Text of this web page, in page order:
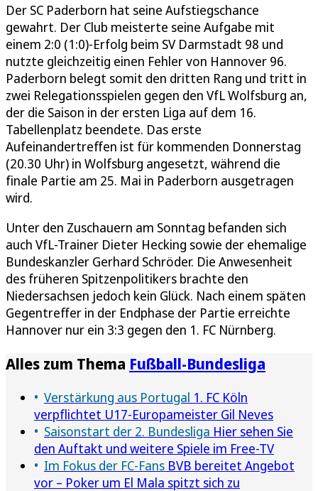
Der SC Paderborn hat seine Aufstiegschance
gewahrt. Der Club meisterte seine Aufgabe mit
einem 2:0 (1:0)-Erfolg beim SV Darmstadt 98 und
nutzte gleichzeitig einen Fehler von Hannover 96.
Paderborn belegt somit den dritten Rang und tritt in
zwei Relegationsspielen gegen den VfL Wolfsburg an,
der die Saison in der ersten Liga auf dem 16.
Tabellenplatz beendete. Das erste
Aufeinandertreffen ist für kommenden Donnerstag
(20.30 Uhr) in Wolfsburg angesetzt, während die
finale Partie am 25. Mai in Paderborn ausgetragen
wird.
Unter den Zuschauern am Sonntag befanden sich
auch VfL-Trainer Dieter Hecking sowie der ehemalige
Bundeskanzler Gerhard Schröder. Die Anwesenheit
des früheren Spitzenpolitikers brachte den
Niedersachsen jedoch kein Glück. Nach einem späten
Gegentreffer in der Endphase der Partie erreichte
Hannover nur ein 3:3 gegen den 1. FC Nürnberg.
Alles zum Thema Fußball-Bundesliga
Verstärkung aus Portugal 1. FC Köln
verpflichtet U17-Europameister Gil Neves
Saisonstart der 2. Bundesliga Hier sehen Sie
den Auftakt und weitere Spiele im Free-TV
Im Fokus der FC-Fans BVB bereitet Angebot
vor – Poker um El Mala spitzt sich zu